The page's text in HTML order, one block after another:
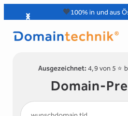
Inhalt
springen
🧡100% in und aus
Ausgezeichnet: 4,9 von 5 ⭐️
Domain-